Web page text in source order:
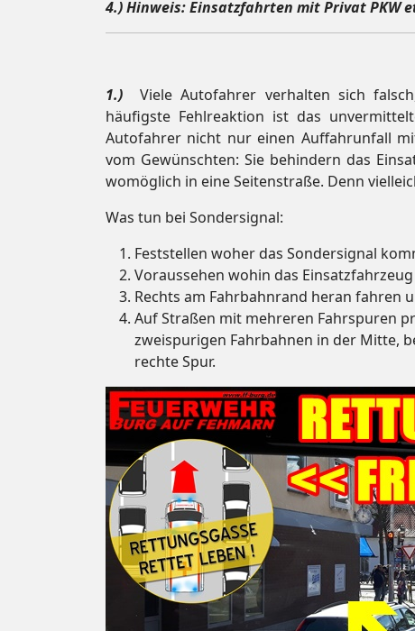
4.) Hinweis: Einsatzfahrten mit Privat PKW
1.) Viele Autofahrer verhalten sich
häufigste Fehlreaktion ist das
Autofahrer nicht nur einen Auffahrunfall
vom Gewünschten: Sie behindern das
womöglich in eine Seitenstraße. Denn
Was tun bei Sondersignal:
Feststellen woher das Sondersignal
Voraussehen wohin das
Rechts am Fahrbahnrand heran fahren
Auf Straßen mit mehreren Fahrspuren
zweispurigen Fahrbahnen in der Mitte,
rechte Spur.